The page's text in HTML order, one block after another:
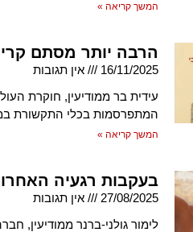
המשך קריאה »
הרבה יותר מסתם
16/11/2025
אין תגובות
עידית בר ממודיעין, חוקרת
המתפרסמות בכלי התקשורת
המשך קריאה »
בעקבות רגעיה
27/08/2025
אין תגובות
לימור גולני-ברנר ממודיעין,